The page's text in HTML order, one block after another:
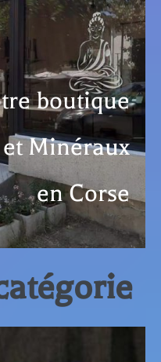
boutique
Minéraux
en Corse